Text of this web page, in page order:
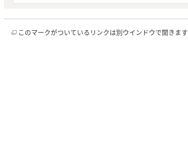
このマークがついているリンクは別ウインドウで開きます